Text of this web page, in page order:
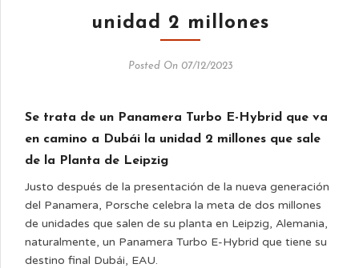
unidad 2 millones
Posted On 07/12/2023
Se trata de un Panamera Turbo E-Hybrid que va
en camino a Dubái la unidad 2 millones que sale
de la Planta de Leipzig
Justo después de la presentación de la nueva generación
del Panamera, Porsche celebra la meta de dos millones
de unidades que salen de su planta en Leipzig, Alemania,
naturalmente, un Panamera Turbo E-Hybrid que tiene su
destino final Dubái, EAU.